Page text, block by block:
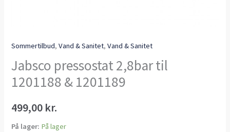
Sommertilbud,Vand & Sanitet,Vand & Sanitet
Jabsco pressostat 2,8bar til
1201188 & 1201189
499,00 kr.
På lager: På lager